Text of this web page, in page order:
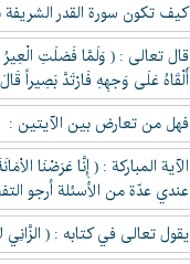
كيف تكون سورة القدر
قال تعالى : ( وَلَمَّا فَصَلَتِ الْعِيرُ
أَلْقَاهُ عَلَى وَجهِهِ فَارْتَدَّ بَصِيراً
فهل من تعارض بين الآيتين :
الآية المباركة : ( إِنَّا عَرَضْنَا
عندي عدّة من الأسئلة أرجو
يقول تعالى في كتابه : ( الزَّانِي